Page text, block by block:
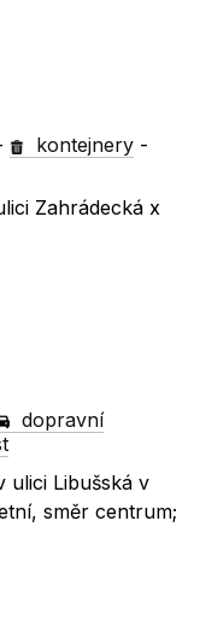
kontejnery -
Zahrádecká x
dopravní
ulici Libušská v
směr centrum;